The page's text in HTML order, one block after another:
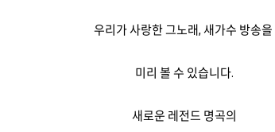
우리가 사랑한 그노래, 새가수 방송을
미리 볼 수 있습니다.
새로운 레전드 명곡의